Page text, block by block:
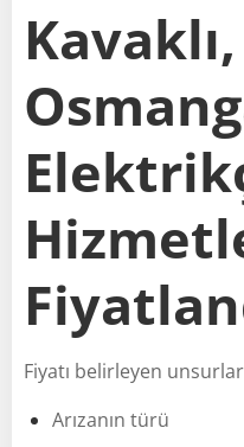
Kavaklı,
Fiyatı belirleyen
Arızanın türü